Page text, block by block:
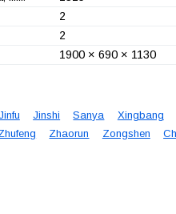
2
2
1900 × 690 × 1130
Jinshi Sanya
Xingbang
Zhaorun Zongshen